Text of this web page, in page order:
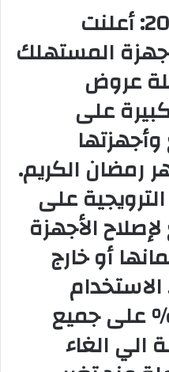
القاهرة، مايو 2، 2020: أعلنت
المستهلك
عروض
على
رمضان الكريم.
على
الأجهزة
أو خارج
يصل الي 40% على جميع
الي الغاء